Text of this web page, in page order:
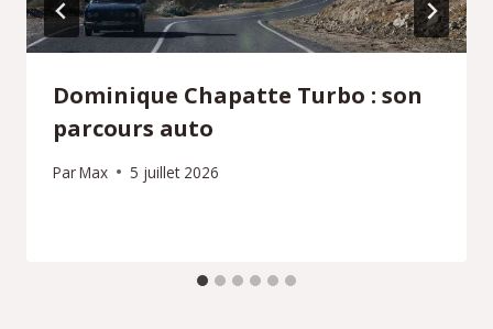
Dominique Chapatte Turbo : son
parcours auto
ParMax 5 juillet 2026